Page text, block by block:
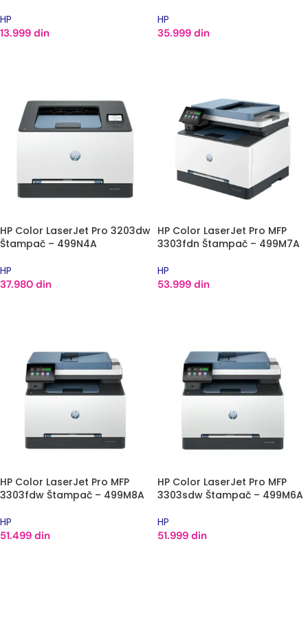
HP
13.999 din
HP
35.999 din
HP Color LaserJet Pro 3203dw
Štampač – 499N4A
HP
37.980 din
HP Color LaserJet Pro MFP
3303fdn Štampač – 499M7A
HP
53.999 din
HP Color LaserJet Pro MFP
3303fdw Štampač – 499M8A
HP
51.499 din
HP Color LaserJet Pro MFP
3303sdw Štampač – 499M6A
HP
51.999 din